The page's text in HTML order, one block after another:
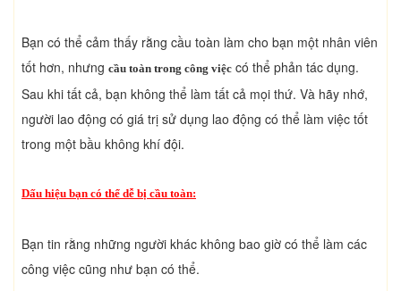
Bạn có thể cảm thấy rằng cầu toàn làm cho bạn một nhân viên
tốt hơn, nhưng cầu toàn trong công việc có thể phản tác dụng.
Sau khi tất cả, bạn không thể làm tất cả mọi thứ. Và hãy nhớ,
người lao động có giá trị sử dụng lao động có thể làm việc tốt
trong một bầu không khí đội.
Dấu hiệu bạn có thể dễ bị cầu toàn:
Bạn tin rằng những người khác không bao giờ có thể làm các
công việc cũng như bạn có thể.